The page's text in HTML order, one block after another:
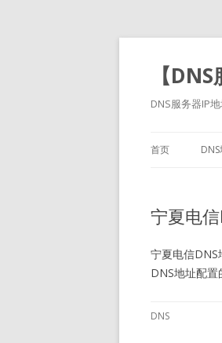
【
DNS服务器IP
首页
宁夏电
宁夏电信DNS
DNS地址配置
DNS